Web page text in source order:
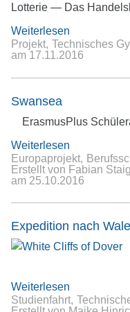
Lotterie — Das
Weiterlesen
Projekt Technisches
am 17.11.2016
Swansea
ErasmusPlus
Weiterlesen
Europaprojekt
Erstellt von Fabian
am 25.10.2016
Expedition nach
Weiterlesen
Studienfahrt